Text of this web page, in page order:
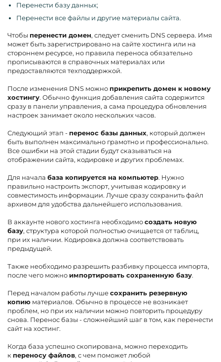
Перенести базу данных;
Перенести все файлы и другие материалы сайта.
Чтобы перенести домен, следует сменить DNS сервера. Имя
может быть зарегистрировано на сайте хостинга или на
стороннем ресурсе, но правила переноса обязательно
прописываются в справочных материалах или
предоставляются техподдержкой.
После изменения DNS можно прикрепить домен к новому
хостингу. Обычно функция добавления сайта содержится
сразу в панели управления, а сама процедура обновления
настроек занимает около нескольких часов.
Следующий этап - перенос базы данных, который должен
быть выполнен максимально грамотно и профессионально.
Все ошибки на этой стадии будут сказываться на
отображении сайта, кодировке и других проблемах.
Для начала база копируется на компьютер. Нужно
правильно настроить экспорт, учитывая кодировку и
совместимость информации. Лучше сразу сохранить файл
архивом для удобства дальнейшего использования.
В аккаунте нового хостинга необходимосоздать новую
базу, структура которой полностью очищается от таблиц,
при их наличии. Кодировка должна соответствовать
предыдущей.
Также необходимо разрешить разбивку процесса импорта,
после чего можно импортировать сохраненную базу.
Перед началом работы лучшесохранить резервную
копию материалов. Обычно в процессе не возникает
проблем, но при их наличии можно повторить процедуру
снова. Перенос базы - сложнейший шаг в том, как перенести
сайт на хостинг.
Когда база успешно скопирована, можно переходить
к переносу файлов, с чем поможет любой